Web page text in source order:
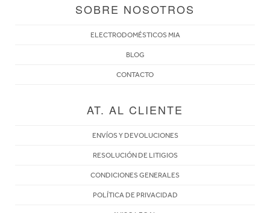
SOBRE NOSOTROS
ELECTRODOMÉSTICOS MIA
BLOG
CONTACTO
AT. AL CLIENTE
ENVÍOS Y DEVOLUCIONES
RESOLUCIÓN DE LITIGIOS
CONDICIONES GENERALES
POLÍTICA DE PRIVACIDAD